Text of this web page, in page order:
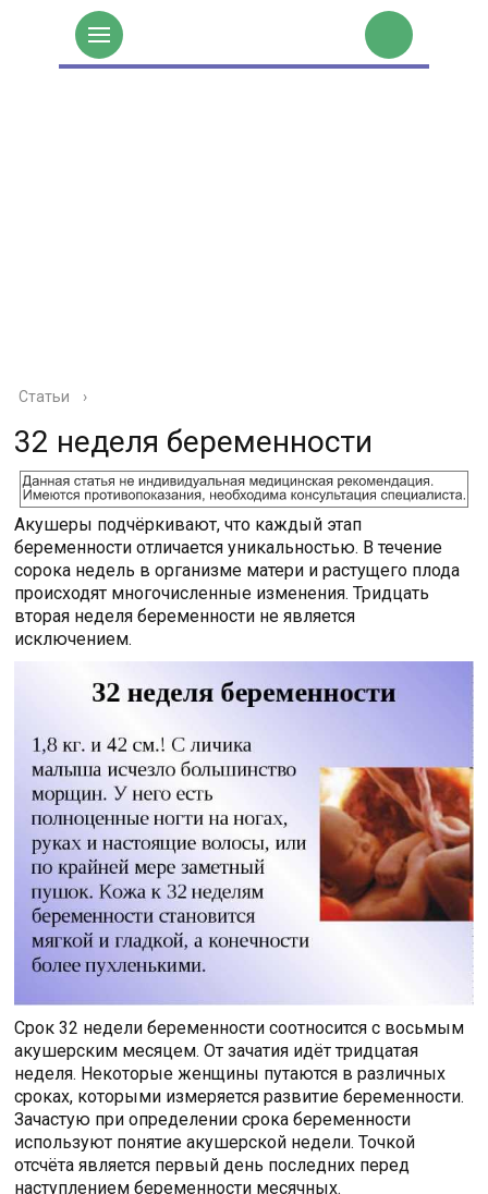
Статьи ›
32 неделя беременности
Акушеры подчёркивают, что каждый этап
беременности отличается уникальностью. В течение
сорока недель в организме матери и растущего плода
происходят многочисленные изменения. Тридцать
вторая неделя беременности не является
исключением.
Срок 32 недели беременности соотносится с восьмым
акушерским месяцем. От зачатия идёт тридцатая
неделя. Некоторые женщины путаются в различных
сроках, которыми измеряется развитие беременности.
Зачастую при определении срока беременности
используют понятие акушерской недели. Точкой
отсчёта является первый день последних перед
наступлением беременности месячных.